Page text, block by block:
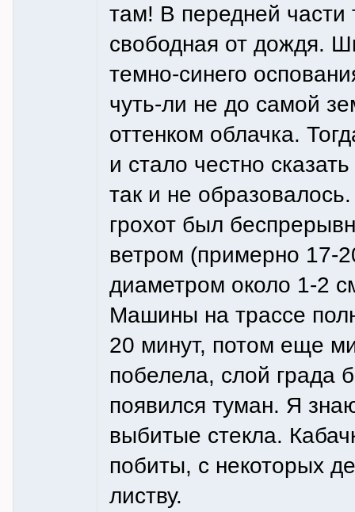
там! В передней
свободная от дождя.
темно-синего
чуть-ли не до самой
оттенком облачка.
и стало честно
так и не
грохот был
ветром (примерно 17-
диаметром около 1-2
Машины на трассе
20 минут, потом еще
побелела, слой града
появился туман. Я
выбитые стекла.
побиты, c некоторых
листву.